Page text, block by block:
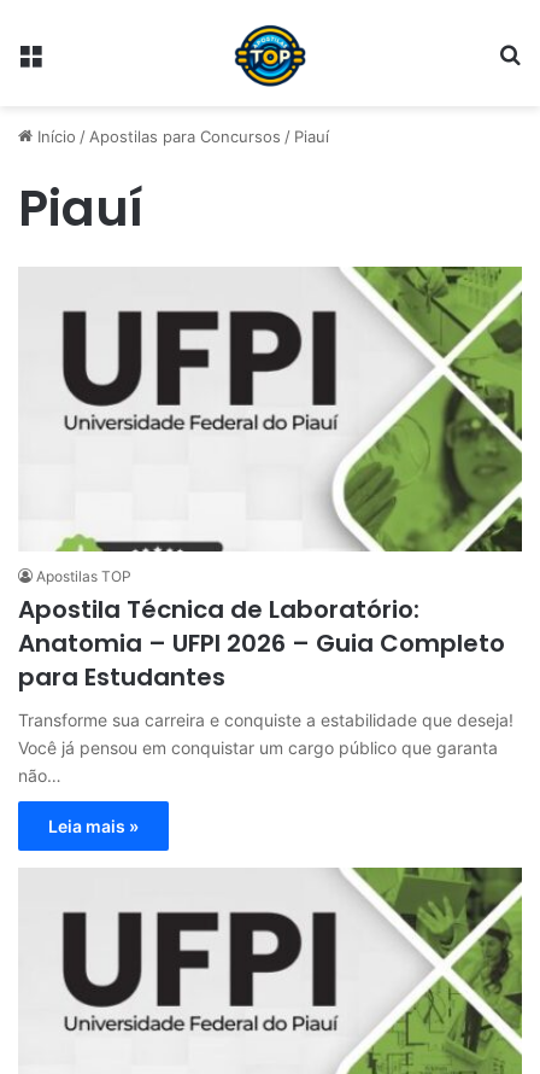
Menu
Início / Apostilas para Concursos / Piauí
Piauí
Apostilas TOP
Apostila Técnica de Laboratório:
Anatomia – UFPI 2026 – Guia Completo
para Estudantes
Transforme sua carreira e conquiste a estabilidade que deseja!
Você já pensou em conquistar um cargo público que garanta
não…
Leia mais »